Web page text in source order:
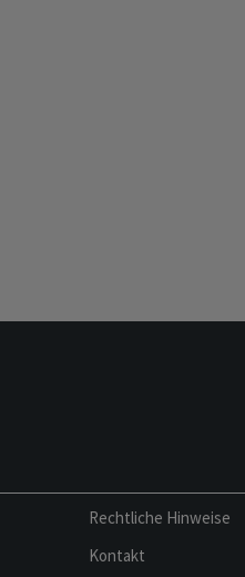
Rechtliche Hinweise
Kontakt